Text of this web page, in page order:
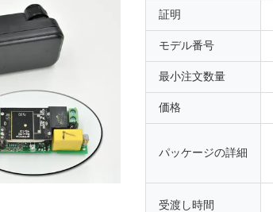
証明
モデル番号
最小注文数量
価格
パッケージの詳細
受渡し時間